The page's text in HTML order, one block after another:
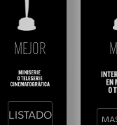
MEJOR
LISTADO